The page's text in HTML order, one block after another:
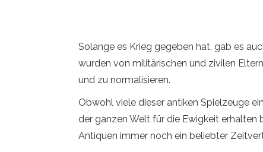
Solange es Krieg gegeben hat, gab es
wurden von militärischen und zivilen
und zu normalisieren.
Obwohl viele dieser antiken Spielzeuge
der ganzen Welt für die Ewigkeit erhalten
Antiquen immer noch ein beliebter